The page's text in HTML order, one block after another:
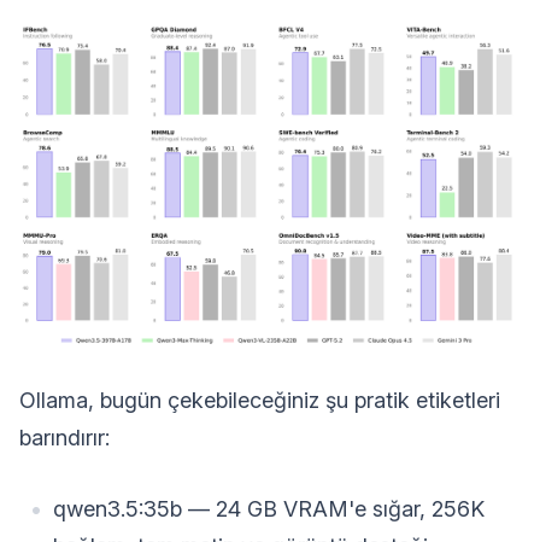
Ollama, bugün çekebileceğiniz şu pratik etiketleri
barındırır:
qwen3.5:35b — 24 GB VRAM'e sığar, 256K